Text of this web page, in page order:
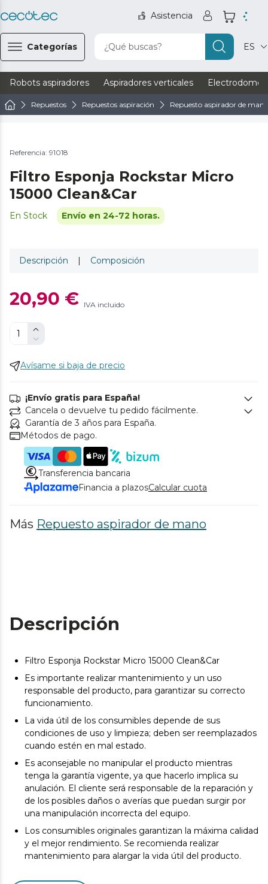
Asistencia
Categorías ¿Qué buscas? ES
Robots aspiradores Aspiradores verticales
Repuestos Repuestos aspiración Repuesto aspirador de mano
Referencia: 91018
Filtro Esponja Rockstar Micro
15000 Clean&Car
En Stock Envío en 24-72 horas.
Descripción | Composición
20,90 € IVA incluido
Avísame si baja de precio
¡Envío gratis para España!
Cancela o devuelve tu pedido fácilmente.
Garantía de 3 años para España.
Métodos de pago.
Transferencia bancaria
Financia a plazosCalcular cuota
Más Repuesto aspirador de mano
Descripción
Filtro Esponja Rockstar Micro 15000 Clean&Car
Es importante realizar mantenimiento y un uso
responsable del producto, para garantizar su correcto
funcionamiento.
La vida útil de los consumibles depende de sus
condiciones de uso y limpieza; deben ser reemplazados
cuando estén en mal estado.
Es aconsejable no manipular el producto mientras
tenga la garantía vigente, ya que hacerlo implica su
anulación. El cliente será responsable de la reparación y
de los posibles daños o averías que puedan surgir por
una manipulación incorrecta del equipo.
Los consumibles originales garantizan la máxima calidad
y el mejor rendimiento. Se recomienda realizar
mantenimiento para alargar la vida útil del producto.